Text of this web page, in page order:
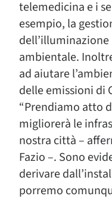
telemedicina e i
esempio, la
ambientale.
ad aiutare
delle emissioni di
“Prendiamo atto
migliorerà le
nostra città –
Fazio –. Sono
derivare
porremo